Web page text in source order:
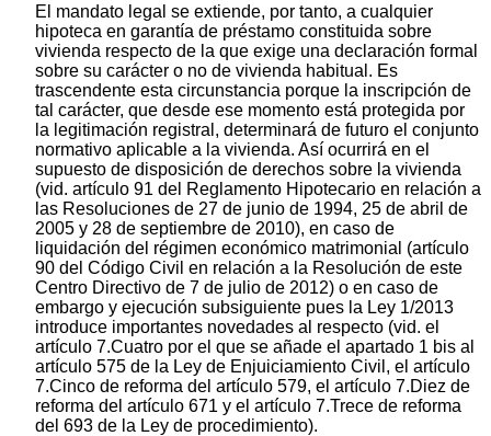
El mandato legal se extiende, por tanto, a cualquier
hipoteca en garantía de préstamo constituida sobre
vivienda respecto de la que exige una declaración formal
sobre su carácter o no de vivienda habitual. Es
trascendente esta circunstancia porque la inscripción de
tal carácter, que desde ese momento está protegida por
la legitimación registral, determinará de futuro el conjunto
normativo aplicable a la vivienda. Así ocurrirá en el
supuesto de disposición de derechos sobre la vivienda
(vid. artículo 91 del Reglamento Hipotecario en relación a
las Resoluciones de 27 de junio de 1994, 25 de abril de
2005 y 28 de septiembre de 2010), en caso de
liquidación del régimen económico matrimonial (artículo
90 del Código Civil en relación a la Resolución de este
Centro Directivo de 7 de julio de 2012) o en caso de
embargo y ejecución subsiguiente pues la Ley 1/2013
introduce importantes novedades al respecto (vid. el
artículo 7.Cuatro por el que se añade el apartado 1 bis al
artículo 575 de la Ley de Enjuiciamiento Civil, el artículo
7.Cinco de reforma del artículo 579, el artículo 7.Diez de
reforma del artículo 671 y el artículo 7.Trece de reforma
del 693 de la Ley de procedimiento).